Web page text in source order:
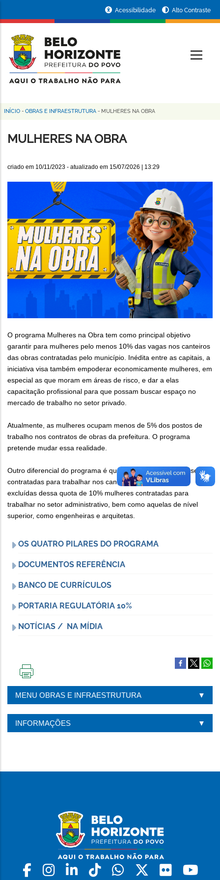
conteúdo
principal
da
Prefeitura
de
Horizonte
Acessibilidade Alto Contraste
Trilha
de
INÍCIO - OBRAS E INFRAESTRUTURA - MULHERES NA OBRA
MULHERES NA OBRA
criado em 10/11/2023 - atualizado em 15/07/2026 | 13:29
O programa Mulheres na Obra tem como principal objetivo
garantir para mulheres pelo menos 10% das vagas nos canteiros
das obras contratadas pelo município. Inédita entre as capitais, a
iniciativa visa também empoderar economicamente mulheres, em
especial as que moram em áreas de risco, e dar a elas
capacitação profissional para que possam buscar espaço no
mercado de trabalho no setor privado.
Atualmente, as mulheres ocupam menos de 5% dos postos de
trabalho nos contratos de obras da prefeitura. O programa
pretende mudar essa realidade.
Outro diferencial do programa é que as mulheres deverão ser
contratadas para trabalhar nos canteiros de obras. Estão
excluídas dessa quota de 10% mulheres contratadas para
trabalhar no setor administrativo, bem como aquelas de nível
superior, como engenheiras e arquitetas.
OS QUATRO PILARES DO PROGRAMA
DOCUMENTOS REFERÊNCIA
BANCO DE CURRÍCULOS
PORTARIA REGULATÓRIA 10%
NOTÍCIAS / NA MÍDIA
PÁGINA
MENU OBRAS E INFRAESTRUTURA
INFORMAÇÕES
Facebook
Instagram
LinkedinTiktokWhatsapp
X Flickr